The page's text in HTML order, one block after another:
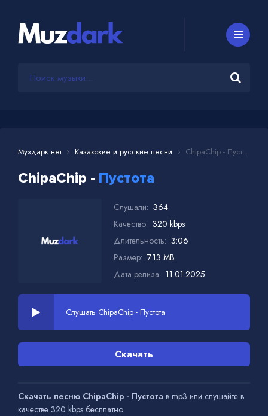
Муздарк.нет Казахские и русские песни ChipaChip - Пустота
ChipaChip - Пустота
Слушали: 364
Качество: 320 kbps
Длительность: 3:06
Размер: 7.13 MB
Дата релиза: 11.01.2025
Слушать ChipaChip - Пустота
Скачать
Скачать песню ChipaChip - Пустота в mp3 или слушайте в
качестве 320 kbps бесплатно